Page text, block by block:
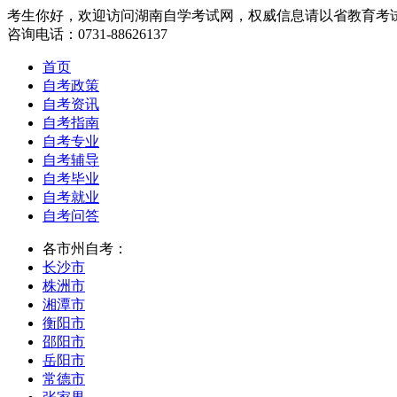
考生你好，欢迎访问湖南自学考试网，权威信息请以省教育考
咨询电话：0731-88626137
首页
自考政策
自考资讯
自考指南
自考专业
自考辅导
自考毕业
自考就业
自考问答
各市州自考：
长沙市
株洲市
湘潭市
衡阳市
邵阳市
岳阳市
常德市